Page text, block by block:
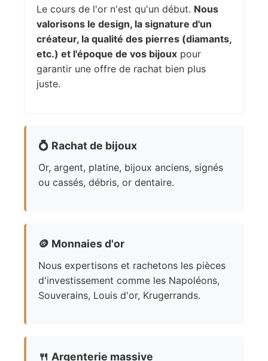
Le cours de l'or n'est qu'un début. Nous
valorisons le design, la signature d'un
créateur, la qualité des pierres (diamants,
etc.) et l'époque de vos bijoux pour
garantir une offre de rachat bien plus
juste.
💍 Rachat de bijoux
Or, argent, platine, bijoux anciens, signés
ou cassés, débris, or dentaire.
🪙 Monnaies d'or
Nous expertisons et rachetons les pièces
d'investissement comme les Napoléons,
Souverains, Louis d'or, Krugerrands.
🍴 Argenterie massive